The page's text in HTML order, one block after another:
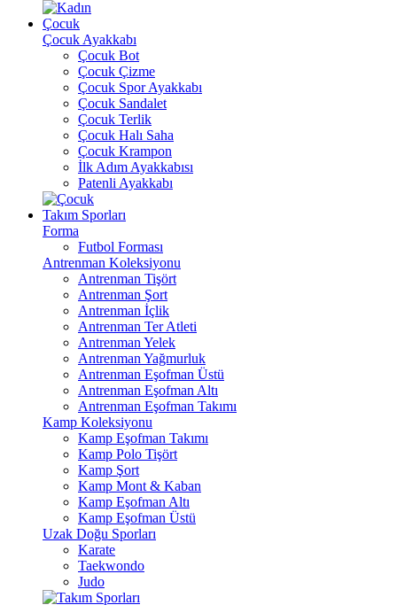
Çocuk
Çocuk Ayakkabı
Çocuk Bot
Çocuk Çizme
Çocuk Spor Ayakkabı
Çocuk Sandalet
Çocuk Terlik
Çocuk Halı Saha
Çocuk Krampon
İlk Adım Ayakkabısı
Patenli Ayakkabı
Takım Sporları
Forma
Futbol Forması
Antrenman Koleksiyonu
Antrenman Tişört
Antrenman Şort
Antrenman İçlik
Antrenman Ter Atleti
Antrenman Yelek
Antrenman Yağmurluk
Antrenman Eşofman Üstü
Antrenman Eşofman Altı
Antrenman Eşofman Takımı
Kamp Koleksiyonu
Kamp Eşofman Takımı
Kamp Polo Tişört
Kamp Şort
Kamp Mont & Kaban
Kamp Eşofman Altı
Kamp Eşofman Üstü
Uzak Doğu Sporları
Karate
Taekwondo
Judo